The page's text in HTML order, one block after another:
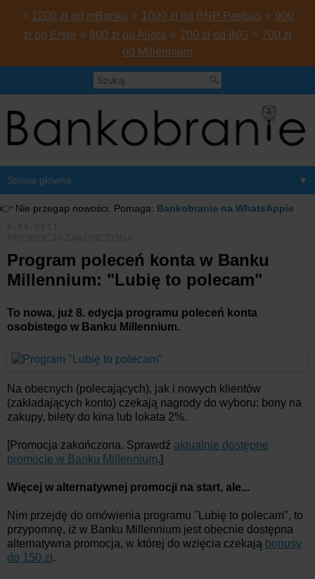
⭐ 1200 zł od mBanku ⭐ 1000 zł od BNP Paribas ⭐ 900
zł od Erste ⭐ 800 zł od Aliora ⭐ 700 zł od ING ⭐ 700 zł
od Millennium
▼
👉 Nie przegap nowości. Pomaga: Bankobranie na WhatsAppie
Program poleceń konta w Banku
Millennium: "Lubię to polecam"
To nowa, już 8. edycja programu poleceń konta
osobistego w Banku Millennium.
Na obecnych (polecających), jak i nowych klientów
(zakładających konto) czekają nagrody do wyboru: bony na
zakupy, bilety do kina lub lokata 2%.
[Promocja zakończona. Sprawdź aktualnie dostępne
promocje w Banku Millennium.]
Więcej w alternatywnej promocji na start, ale...
Nim przejdę do omówienia programu "Lubię to polecam", to
przypomnę, iż w Banku Millennium jest obecnie dostępna
alternatywna promocja, w której do wzięcia czekają bonusy
do 150 zł .